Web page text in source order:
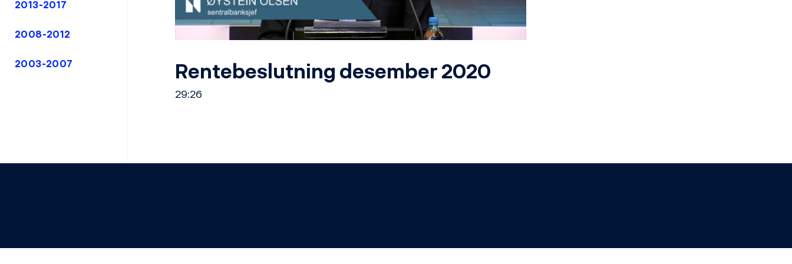
2013-2017
2008-2012
2003-2007
Video
Rentebeslutning desember 2020
29:26